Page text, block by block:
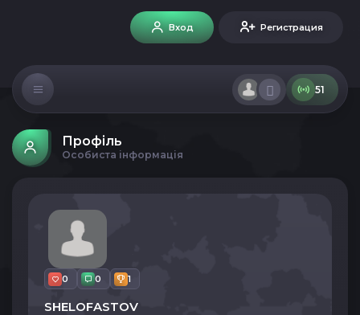
Вход Регистрация
51
Профіль
Особиста інформація
0 0 1
SHELOFASTOV